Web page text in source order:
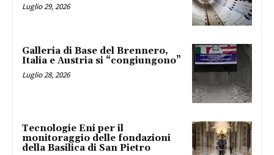
Luglio 29, 2026
Galleria di Base del Brennero,
Italia e Austria si “congiungono”
Luglio 28, 2026
Tecnologie Eni per il
monitoraggio delle fondazioni
della Basilica di San Pietro